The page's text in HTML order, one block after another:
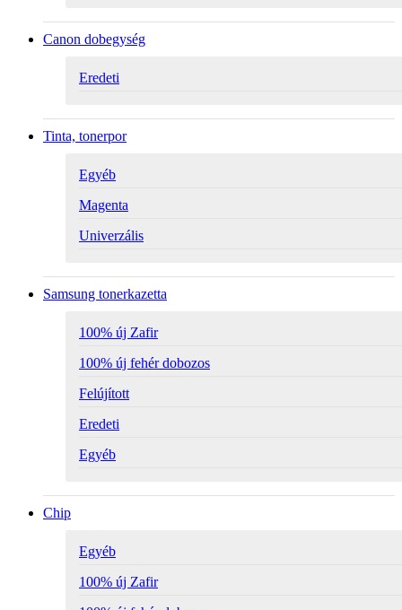
Canon dobegység
Eredeti
Tinta, tonerpor
Egyéb
Magenta
Univerzális
Samsung tonerkazetta
100% új Zafir
100% új fehér dobozos
Felújított
Eredeti
Egyéb
Chip
Egyéb
100% új Zafir